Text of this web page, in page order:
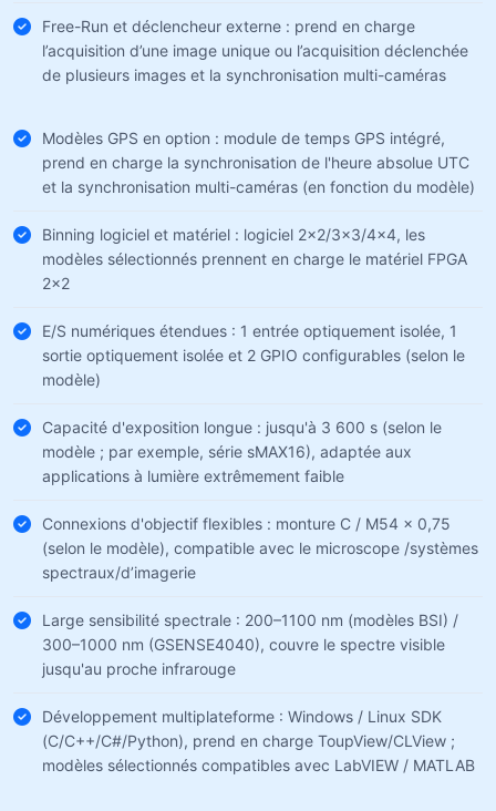
Free-Run et déclencheur externe : prend en charge
l’acquisition d’une image unique ou l’acquisition déclenchée
de plusieurs images et la synchronisation multi-caméras
Modèles GPS en option : module de temps GPS intégré,
prend en charge la synchronisation de l'heure absolue UTC
et la synchronisation multi-caméras (en fonction du modèle)
Binning logiciel et matériel : logiciel 2×2/3×3/4×4, les
modèles sélectionnés prennent en charge le matériel FPGA
2×2
E/S numériques étendues : 1 entrée optiquement isolée, 1
sortie optiquement isolée et 2 GPIO configurables (selon le
modèle)
Capacité d'exposition longue : jusqu'à 3 600 s (selon le
modèle ; par exemple, série sMAX16), adaptée aux
applications à lumière extrêmement faible
Connexions d'objectif flexibles : monture C / M54 × 0,75
(selon le modèle), compatible avec le microscope /systèmes
spectraux/d’imagerie
Large sensibilité spectrale : 200–1100 nm (modèles BSI) /
300–1000 nm (GSENSE4040), couvre le spectre visible
jusqu'au proche infrarouge
Développement multiplateforme : Windows / Linux SDK
(C/C++/C#/Python), prend en charge ToupView/CLView ;
modèles sélectionnés compatibles avec LabVIEW / MATLAB